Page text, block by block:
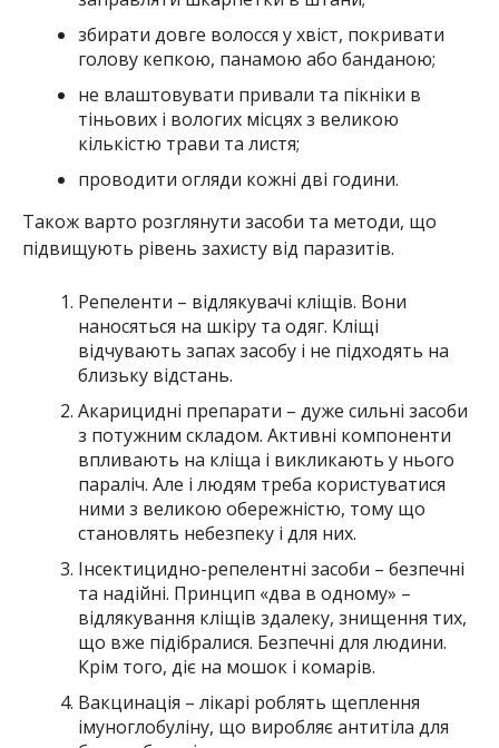
збирати довге волосся у хвіст, покривати
голову кепкою, панамою або банданою;
не влаштовувати привали та пікніки в
тіньових і вологих місцях з великою
кількістю трави та листя;
проводити огляди кожні дві години.
Також варто розглянути засоби та методи, що
підвищують рівень захисту від паразитів.
Репеленти – відлякувачі кліщів. Вони
наносяться на шкіру та одяг. Кліщі
відчувають запах засобу і не підходять на
близьку відстань.
Акарицидні препарати – дуже сильні засоби
з потужним складом. Активні компоненти
впливають на кліща і викликають у нього
параліч. Але і людям треба користуватися
ними з великою обережністю, тому що
становлять небезпеку і для них.
Інсектицидно-репелентні засоби – безпечні
та надійні. Принцип «два в одному» –
відлякування кліщів здалеку, знищення тих,
що вже підібралися. Безпечні для людини.
Крім того, діє на мошок і комарів.
Вакцинація – лікарі роблять щеплення
імуноглобуліну, що виробляє антитіла для